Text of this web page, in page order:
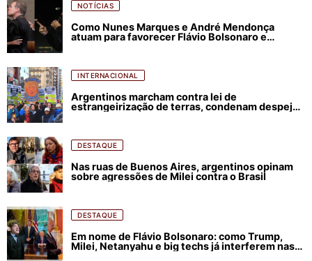
NOTÍCIAS
Como Nunes Marques e André Mendonça
atuam para favorecer Flávio Bolsonaro e
INTERNACIONAL
Argentinos marcham contra lei de
estrangeirização de terras, condenam despejos
DESTAQUE
Nas ruas de Buenos Aires, argentinos opinam
sobre agressões de Milei contra o Brasil
DESTAQUE
Em nome de Flávio Bolsonaro: como Trump,
Milei, Netanyahu e big techs já interferem nas